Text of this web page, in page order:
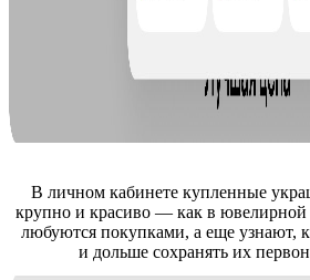
В личном кабинете купленные
крупно и красиво — как в ювелирной
любуются покупками, а еще узнают,
и дольше сохранять их